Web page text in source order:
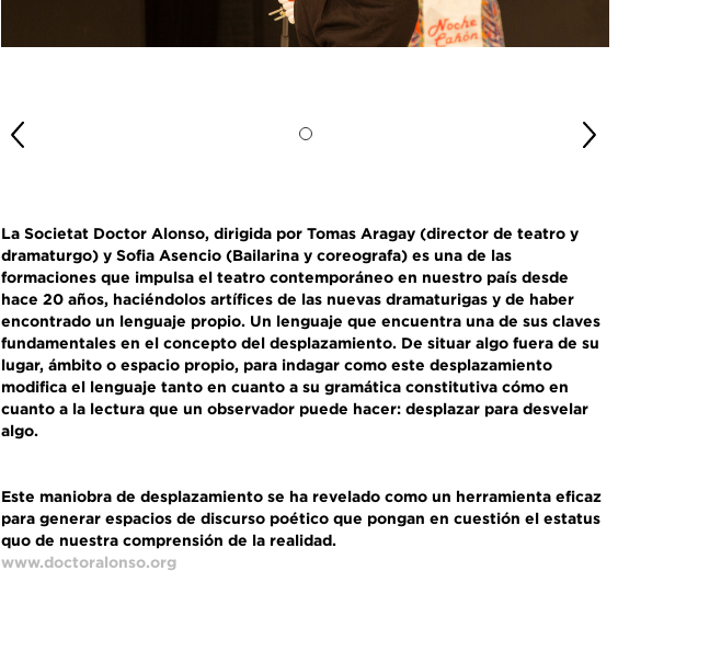
La Societat Doctor Alonso, dirigida por Tomas Aragay (director de teatro y
dramaturgo) y Sofia Asencio (Bailarina y coreografa) es una de las
formaciones que impulsa el teatro contemporáneo en nuestro país desde
hace 20 años, haciéndolos artífices de las nuevas dramaturigas y de haber
encontrado un lenguaje propio. Un lenguaje que encuentra una de sus claves
fundamentales en el concepto del desplazamiento. De situar algo fuera de su
lugar, ámbito o espacio propio, para indagar como este desplazamiento
modifica el lenguaje tanto en cuanto a su gramática constitutiva cómo en
cuanto a la lectura que un observador puede hacer: desplazar para desvelar
algo.
Este maniobra de desplazamiento se ha revelado como un herramienta eficaz
para generar espacios de discurso poético que pongan en cuestión el estatus
quo de nuestra comprensión de la realidad.
www.doctoralonso.org